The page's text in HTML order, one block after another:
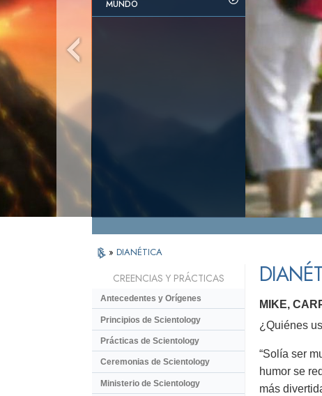
MUNDO
» DIANÉTICA
MIKE,
¿Quiénes
“Solía ser
humor se
más
CREENCIAS Y PRÁCTICAS
Antecedentes y Orígenes
Principios de Scientology
Prácticas de Scientology
Ceremonias de Scientology
Ministerio de Scientology